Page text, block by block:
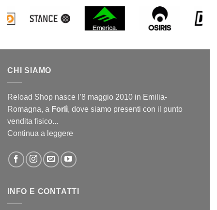
CHI SIAMO
Reload Shop nasce l’8 maggio 2010 in Emilia-
Romagna, a Forlì, dove siamo presenti con il punto
vendita fisico...
Continua a leggere
INFO E CONTATTI